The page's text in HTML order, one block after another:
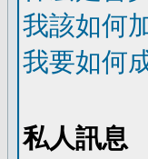
我該如何
我要如何
私人訊息